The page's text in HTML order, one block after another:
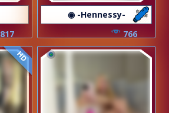
817
◉ -Hennessy-
766
HD